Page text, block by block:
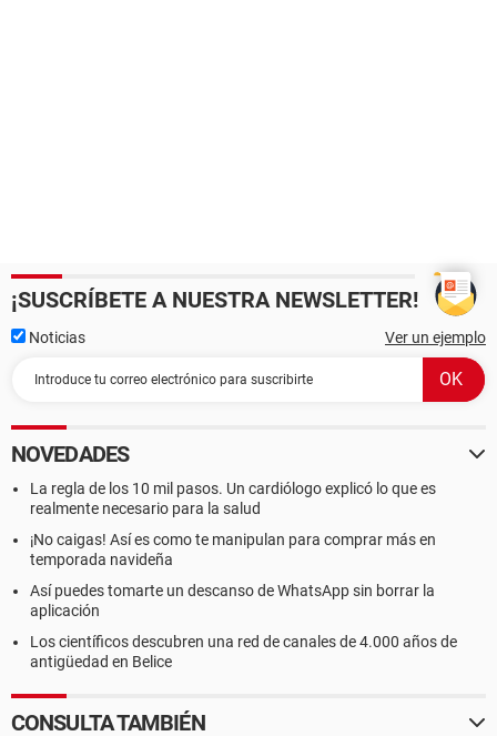
¡SUSCRÍBETE A NUESTRA NEWSLETTER!
Noticias Ver un ejemplo
NOVEDADES
La regla de los 10 mil pasos. Un cardiólogo explicó lo que es
realmente necesario para la salud
¡No caigas! Así es como te manipulan para comprar más en
temporada navideña
Así puedes tomarte un descanso de WhatsApp sin borrar la
aplicación
Los científicos descubren una red de canales de 4.000 años de
antigüedad en Belice
CONSULTA TAMBIÉN